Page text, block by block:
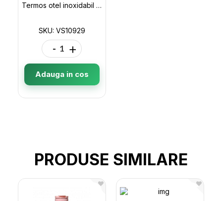
Termos otel inoxidabil 550ml 420-28 VS10929
SKU: VS10929
- +
Adauga in cos
PRODUSE SIMILARE